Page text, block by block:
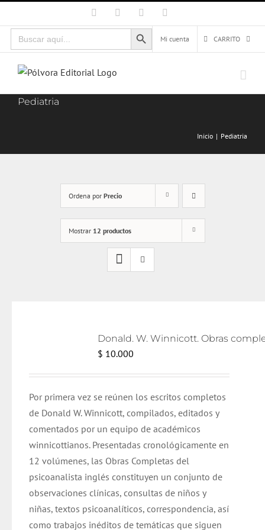
al
contenido
Facebook Instagram
Buscar:
Botón de búsqueda
Mi cuenta
CARRITO
Pediatria
Inicio Pediatria
Ordena por Precio
Mostrar 12 productos
$ 10.000
Por primera vez se reúnen los escritos completos
de Donald W. Winnicott, compilados, editados y
comentados por un equipo de académicos
winnicottianos. Presentadas cronológicamente en
12 volúmenes, las Obras Completas del
psicoanalista inglés constituyen un conjunto de
observaciones clínicas, consultas de niños y
niñas, textos psicoanalíticos, correspondencia, así
como trabajos inéditos de temáticas que siguen